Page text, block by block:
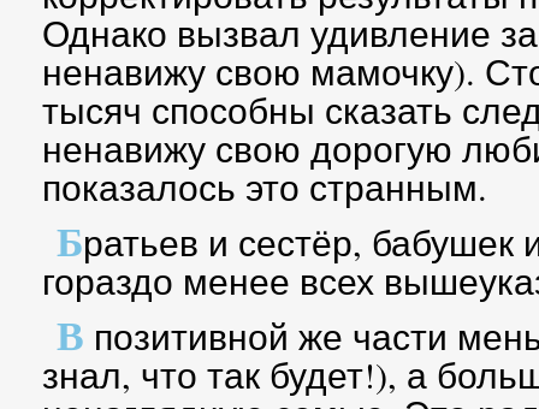
Однако вызвал удивление
ненавижу свою мамочку).
тысяч способны сказать
ненавижу свою дорогую
показалось это странным.
Братьев и сестёр, бабушек
гораздо менее всех
В позитивной же части
знал, что так будет!), а